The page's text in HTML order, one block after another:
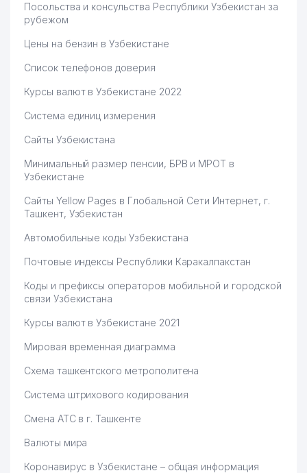
Посольства и консульства Республики Узбекистан за
рубежом
Цены на бензин в Узбекистане
Список телефонов доверия
Курсы валют в Узбекистане 2022
Система единиц измерения
Сайты Узбекистана
Минимальный размер пенсии, БРВ и МРОТ в
Узбекистане
Сайты Yellow Pages в Глобальной Сети Интернет, г.
Ташкент, Узбекистан
Автомобильные коды Узбекистана
Почтовые индексы Республики Каракалпакстан
Коды и префиксы операторов мобильной и городской
связи Узбекистана
Курсы валют в Узбекистане 2021
Мировая временная диаграмма
Схема ташкентского метрополитена
Система штрихового кодирования
Смена АТС в г. Ташкенте
Валюты мира
Коронавирус в Узбекистане – общая информация